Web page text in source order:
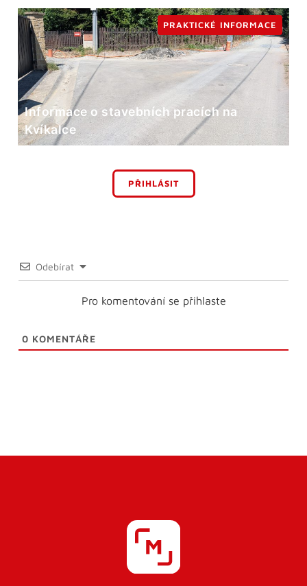
Informace o stavebních pracích na
Kvíkalce
PRAKTICKÉ INFORMACE
PŘIHLÁSIT
Odebírat
Pro komentování se přihlaste
0 KOMENTÁŘE